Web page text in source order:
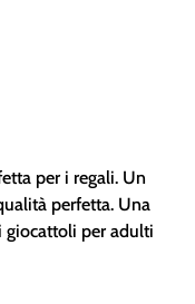
per i regali. Un
perfetta. Una
giocattoli per adulti